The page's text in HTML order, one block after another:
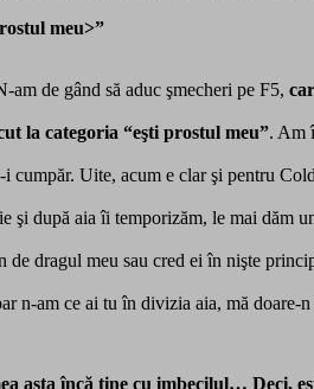
meu>”
de gând să aduc şmecheri pe F5,
la categoria “eşti prostul meu”. Am
cumpăr. Uite, acum e clar şi pentru
după aia îi temporizăm, le mai dăm
dragul meu sau cred ei în nişte
n-am ce ai tu în divizia aia, mă doare-
asta încă ţine cu imbecilul… Deci,